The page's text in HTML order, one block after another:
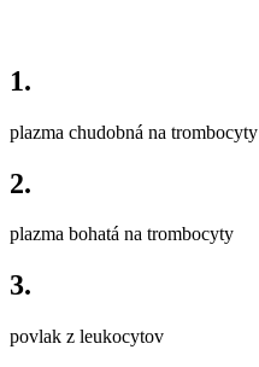
1.
plazma chudobná na trombocyty
2.
plazma bohatá na trombocyty
3.
povlak z leukocytov